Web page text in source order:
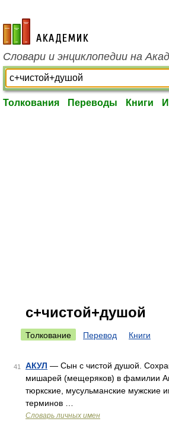
academic.ru
Словари и энциклопедии на
Толкования Переводы Книги
с+чистой+душой
Толкование Перевод Книги
41 АКУЛ — Сын с чистой душой.
мишарей (мещеряков) в фамилии
тюркские, мусульманские мужские
терминов …
Словарь личных имен